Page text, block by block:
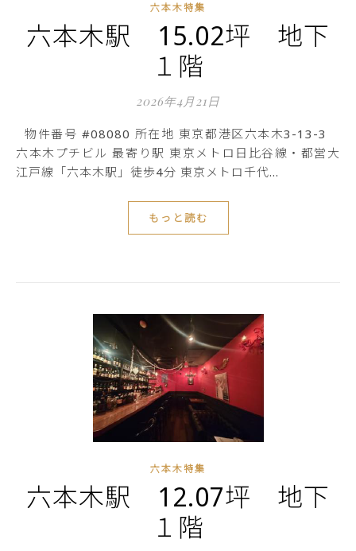
六本木特集
六本木駅 15.02坪 地下
１階
2026年4月21日
物件番号 #08080 所在地 東京都港区六本木3-13-3
六本木プチビル 最寄り駅 東京メトロ日比谷線・都営大
江戸線「六本木駅」徒歩4分 東京メトロ千代…
もっと読む
六本木特集
六本木駅 12.07坪 地下
１階